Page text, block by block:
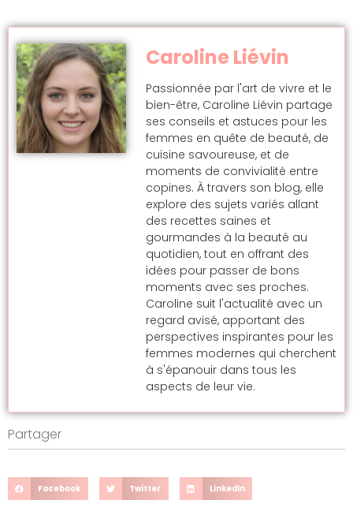
Caroline Liévin
Passionnée par l'art de vivre et le
bien-être, Caroline Liévin partage
ses conseils et astuces pour les
femmes en quête de beauté, de
cuisine savoureuse, et de
moments de convivialité entre
copines. À travers son blog, elle
explore des sujets variés allant
des recettes saines et
gourmandes à la beauté au
quotidien, tout en offrant des
idées pour passer de bons
moments avec ses proches.
Caroline suit l'actualité avec un
regard avisé, apportant des
perspectives inspirantes pour les
femmes modernes qui cherchent
à s'épanouir dans tous les
aspects de leur vie.
Partager
Facebook Twitter LinkedIn